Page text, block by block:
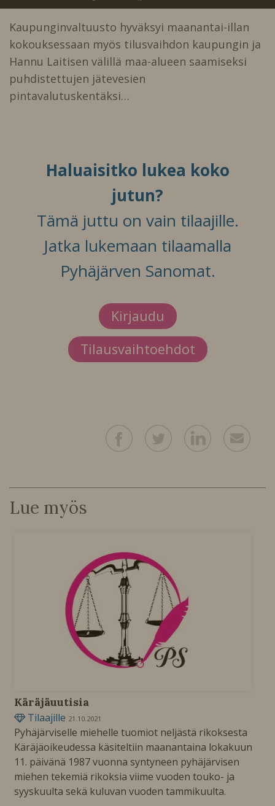
Kaupunginvaltuusto hyväksyi maanantai-illan
kokouksessaan myös tilusvaihdon kaupungin ja
Hannu Laitisen välillä maa-alueen saamiseksi
puhdistettujen jätevesien
pintavalutuskentäksi…
Haluaisitko lukea koko
jutun?
Tämä juttu on vain tilaajille.
Jatka lukemaan tilaamalla
Pyhäjärven Sanomat.
Kirjaudu
Tilausvaihtoehdot
Lue myös
Käräjäuutisia
Tilaajille 21.10.2021
Pyhäjärviselle miehelle tuomiot neljästä rikoksesta
Käräjäoikeudessa käsiteltiin maanantaina lokakuun
11. päivänä 1987 vuonna syntyneen pyhäjärvisen
miehen tekemiä rikoksia viime vuoden touko- ja
syyskuulta sekä kuluvan vuoden tammikuulta.